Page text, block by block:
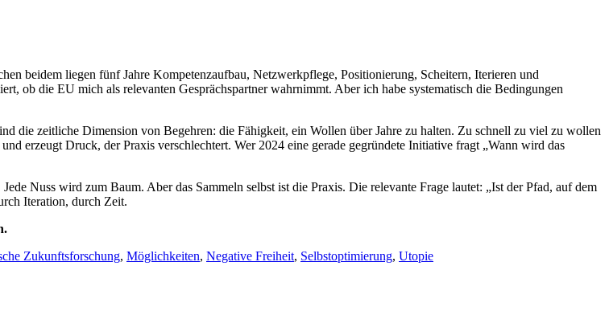
beidem liegen fünf Jahre Kompetenzaufbau, Netzwerkpflege, Positionierung, Scheitern, Iterieren und
ob die EU mich als relevanten Gesprächspartner wahrnimmt. Aber ich habe systematisch die Bedingungen
die zeitliche Dimension von Begehren: die Fähigkeit, ein Wollen über Jahre zu halten. Zu schnell zu viel zu wollen
erzeugt Druck, der Praxis verschlechtert. Wer 2024 eine gerade gegründete Initiative fragt „Wann wird das
Nuss wird zum Baum. Aber das Sammeln selbst ist die Praxis. Die relevante Frage lautet: „Ist der Pfad, auf dem
Iteration, durch Zeit.
Zukunftsforschung, Möglichkeiten, Negative Freiheit, Selbstoptimierung, Utopie